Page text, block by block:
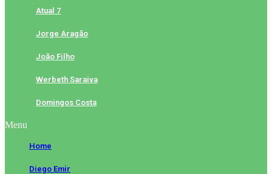
Atual 7
Jorge Aragão
João Filho
Werbeth Saraiva
Domingos Costa
Menu
Home
Diego Emir